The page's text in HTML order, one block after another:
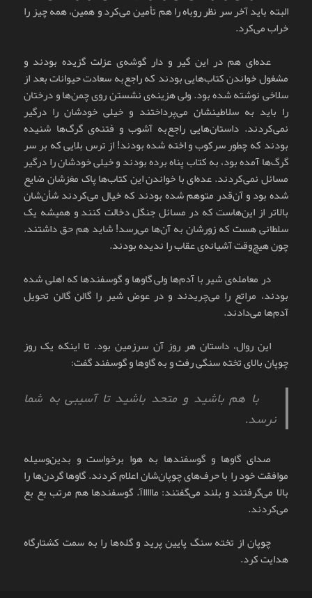
البته باید آخر سر نظر روباه را هم تأمین می‌کرد و همین، همه چیز را
خراب می‌کرد.
عده‌ای هم در این گیر و دار گوشه‌ی عزلت گزیده بودند و
مشغول خواندن کتاب‌هایی بودند که راجع‌به سعادت حیوانات بعد از
سلاخی نوشته شده بود. ولی هزینه‌ی نشستن روی چمن‌ها و درختان
را باید به سلاطینشان می‌پرداختند و خیلی خودشان را درگیر
نمی‌کردند. داستان‌هایی راجع‌به آشوب و فتنه‌ی گرگ‌ها شنیده
بودند که چطور سرکوب و اخته شده بودند! از ترس بلایی که بر سر
گرگ‌ها آمده بود، به کتاب پناه برده بودند و خیلی خودشان را درگیر
مسائل نمی‌کردند. عده‌ای با خواندن این کتاب‌ها پاک مغزشان ضایع
شده بود و آن‌قدر متوهم شده بودند که خیال می‌کردند شأن‌شان
بالاتر از این‌هاست که در مسائل جنگل دخالت کنند و همیشه یک
سلطانی هست که زورشان به آن‌ها می‌رسد! شاید هم حق داشتند.
چون هیچ‌وقت آشیانه‌ی عقاب را ندیده بودند.
در معامله‌ی شیر با آدم‌ها ولی گاوها و گوسفندها که اهلی شده
بودند، مراتع را می‌چریدند و در عوض شیر را گالن گالن تحویل
آدم‌ها می‌دادند.
این روال، داستان هر روز آن سرزمین بود. تا اینکه یک روز
چوپان بالای تخته سنگی رفت و به گاوها و گوسفند گفت:
با هم باشید و متحد باشید تا آسیبی به شما
نرسد.
صدای گاوها و گوسفندها به هوا برخواست و بدین‌وسیله
موافقت خود را با حرف‌های چوپان‌شان اعلام کردند. گاوها گردن‌ها را
بالا می‌گرفتند و بلند می‌گفتند: ماااااآ. گوسفندها هم مرتب بع بع
می‌کردند.
چوپان از تخته سنگ پایین پرید و گله‌ها را به سمت کشتارگاه
هدایت کرد.